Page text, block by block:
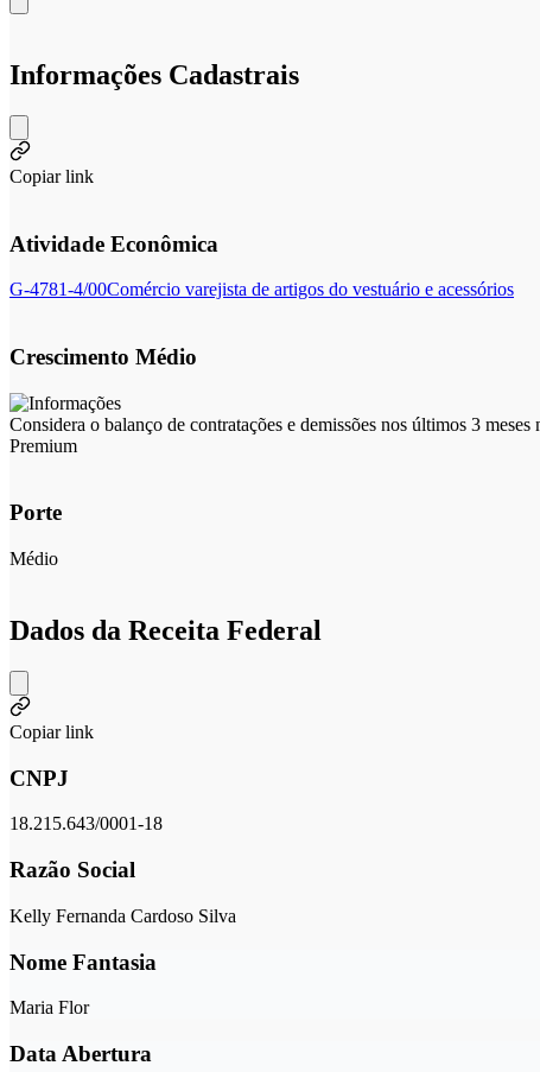
Informações Cadastrais
Copiar link
Atividade Econômica
G-4781-4/00Comércio varejista de artigos do vestuário e acessórios
Crescimento Médio
Considera o balanço de contratações e demissões nos últimos 3 meses
Premium
Porte
Médio
Dados da Receita Federal
Copiar link
CNPJ
18.215.643/0001-18
Razão Social
Kelly Fernanda Cardoso Silva
Nome Fantasia
Maria Flor
Data Abertura